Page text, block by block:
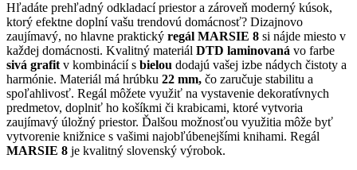
Hľadáte prehľadný odkladací priestor a zároveň moderný kúsok,
ktorý efektne doplní vašu trendovú domácnosť? Dizajnovo
zaujímavý, no hlavne praktický regál MARSIE 8 si nájde miesto v
každej domácnosti. Kvalitný materiál DTD laminovaná vo farbe
sivá grafit v kombinácií s bielou dodajú vašej izbe nádych čistoty a
harmónie. Materiál má hrúbku 22 mm, čo zaručuje stabilitu a
spoľahlivosť. Regál môžete využiť na vystavenie dekoratívnych
predmetov, doplniť ho košíkmi či krabicami, ktoré vytvoria
zaujímavý úložný priestor. Ďalšou možnosťou využitia môže byť
vytvorenie knižnice s vašimi najobľúbenejšími knihami. Regál
MARSIE 8 je kvalitný slovenský výrobok.